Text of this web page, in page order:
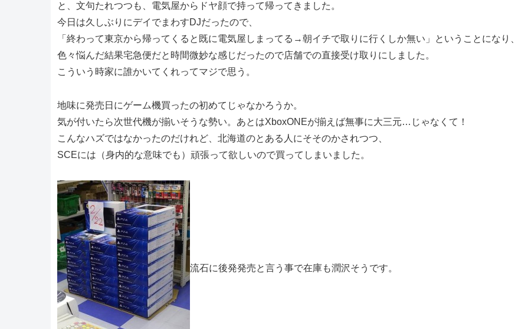
と、文句たれつつも、電気屋からドヤ顔で持って帰ってきました。
今日は久しぶりにデイでまわすDJだったので、
「終わって東京から帰ってくると既に電気屋しまってる→朝イチで取りに行くしか無い」ということになり、
色々悩んだ結果宅急便だと時間微妙な感じだったので店舗での直接受け取りにしました。
こういう時家に誰かいてくれってマジで思う。
地味に発売日にゲーム機買ったの初めてじゃなかろうか。
気が付いたら次世代機が揃いそうな勢い。あとはXboxONEが揃えば無事に大三元…じゃなくて！
こんなハズではなかったのだけれど、北海道のとある人にそそのかされつつ、
SCEには（身内的な意味でも）頑張って欲しいので買ってしまいました。
流石に後発発売と言う事で在庫も潤沢そうです。